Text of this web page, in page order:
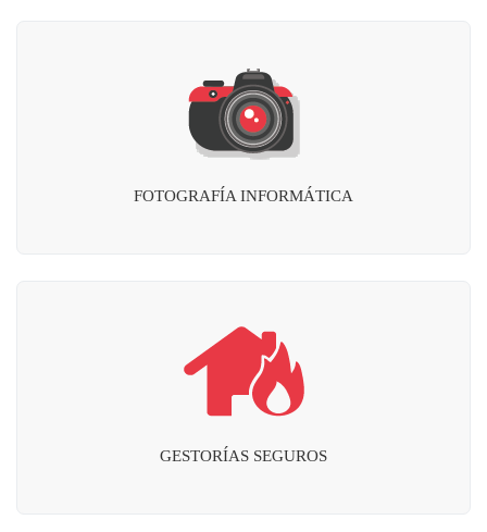
FOTOGRAFÍA INFORMÁTICA
GESTORÍAS SEGUROS